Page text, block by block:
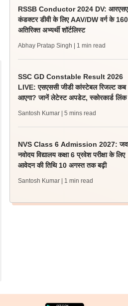
RSSB Conductor 2024 DV:
कंडक्टर डीवी के लिए AAV/DW वर्ग के 160
अतिरिक्त अभ्यर्थी शॉर्टलिस्ट
Abhay Pratap Singh | 1 min read
SSC GD Constable Result 2026
LIVE: एसएससी जीडी कांस्टेबल रिजल्ट कब
आएगा? जानें लेटेस्ट अपडेट, स्कोरकार्ड लिंक
Santosh Kumar | 5 mins read
NVS Class 6 Admission 2027:
नवोदय विद्यालय कक्षा 6 प्रवेश परीक्षा के लिए
आवेदन की तिथि 10 अगस्त तक बढ़ी
Santosh Kumar | 1 min read